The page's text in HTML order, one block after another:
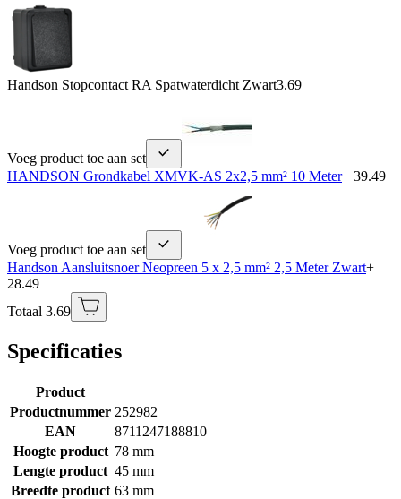
Handson Stopcontact RA Spatwaterdicht Zwart3.69
Voeg product toe aan set
HANDSON Grondkabel XMVK-AS 2x2,5 mm² 10 Meter+ 39.49
Voeg product toe aan set
Handson Aansluitsnoer Neopreen 5 x 2,5 mm² 2,5 Meter Zwart+
28.49
Totaal 3.69
Specificaties
Product
Productnummer 252982
EAN
8711247188810
Hoogte product 78 mm
Lengte product 45 mm
Breedte product 63 mm